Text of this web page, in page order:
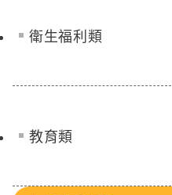
衛生福利類
教育類